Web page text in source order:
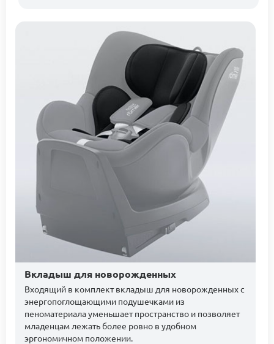
Вкладыш для новорожденных
Входящий в комплект вкладыш для новорожденных с
энергопоглощающими подушечками из
пеноматериала уменьшает пространство и позволяет
младенцам лежать более ровно в удобном
эргономичном положении.